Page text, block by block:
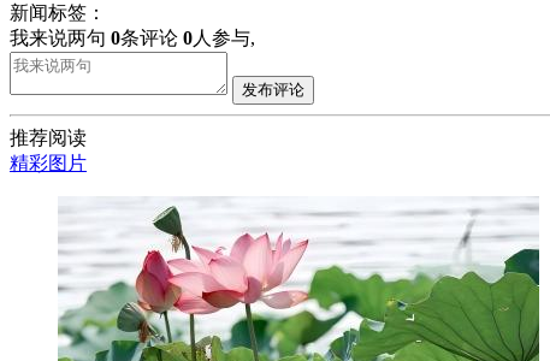
新闻标签：
我来说两句 0条评论 0人参与,
发布评论
推荐阅读